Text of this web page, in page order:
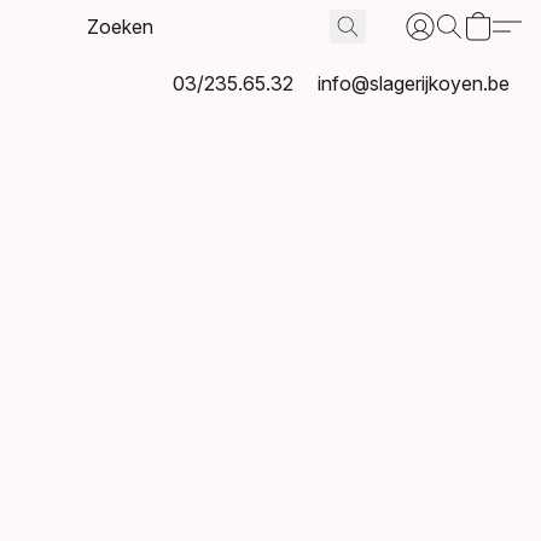
03/235.65.32 info@slagerijkoyen.be